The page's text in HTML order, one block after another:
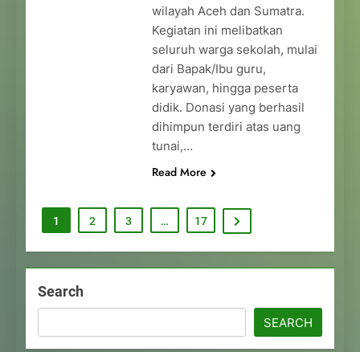
wilayah Aceh dan Sumatra.
Kegiatan ini melibatkan
seluruh warga sekolah, mulai
dari Bapak/Ibu guru,
karyawan, hingga peserta
didik. Donasi yang berhasil
dihimpun terdiri atas uang
tunai,…
Read More
1 2 3 … 17
Search
SEARCH